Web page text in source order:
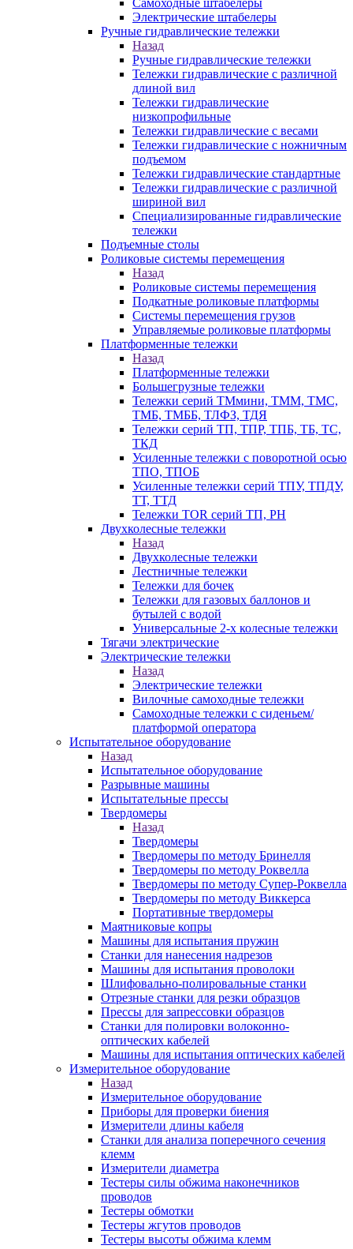
Самоходные штабелеры
Электрические штабелеры
Ручные гидравлические тележки
Назад
Ручные гидравлические тележки
Тележки гидравлические с различной
длиной вил
Тележки гидравлические
низкопрофильные
Тележки гидравлические с весами
Тележки гидравлические с ножничным
подъемом
Тележки гидравлические стандартные
Тележки гидравлические с различной
шириной вил
Специализированные гидравлические
тележки
Подъемные столы
Роликовые системы перемещения
Назад
Роликовые системы перемещения
Подкатные роликовые платформы
Системы перемещения грузов
Управляемые роликовые платформы
Платформенные тележки
Назад
Платформенные тележки
Большегрузные тележки
Тележки серий ТМмини, ТММ, ТМС,
ТМБ, ТМББ, ТЛФЗ, ТДЯ
Тележки серий ТП, ТПР, ТПБ, ТБ, ТС,
ТКД
Усиленные тележки с поворотной осью
ТПО, ТПОБ
Усиленные тележки серий ТПУ, ТПДУ,
ТТ, ТТД
Тележки TOR серий ТП, PH
Двухколесные тележки
Назад
Двухколесные тележки
Лестничные тележки
Тележки для бочек
Тележки для газовых баллонов и
бутылей с водой
Универсальные 2-х колесные тележки
Тягачи электрические
Электрические тележки
Назад
Электрические тележки
Вилочные самоходные тележки
Самоходные тележки с сиденьем/
платформой оператора
Испытательное оборудование
Назад
Испытательное оборудование
Разрывные машины
Испытательные прессы
Твердомеры
Назад
Твердомеры
Твердомеры по методу Бринелля
Твердомеры по методу Роквелла
Твердомеры по методу Супер-Роквелла
Твердомеры по методу Виккерса
Портативные твердомеры
Маятниковые копры
Машины для испытания пружин
Станки для нанесения надрезов
Машины для испытания проволоки
Шлифовально-полировальные станки
Отрезные станки для резки образцов
Прессы для запрессовки образцов
Станки для полировки волоконно-
оптических кабелей
Машины для испытания оптических кабелей
Измерительное оборудование
Назад
Измерительное оборудование
Приборы для проверки биения
Измерители длины кабеля
Станки для анализа поперечного сечения
клемм
Измерители диаметра
Тестеры силы обжима наконечников
проводов
Тестеры обмотки
Тестеры жгутов проводов
Тестеры высоты обжима клемм